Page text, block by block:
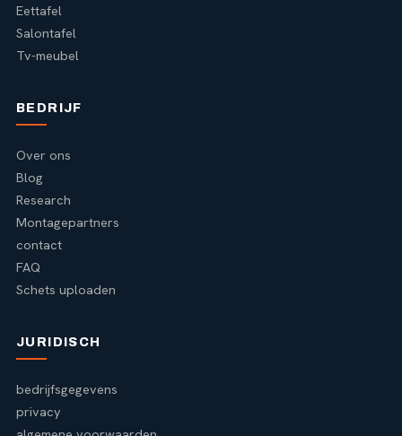
Eettafel
Salontafel
Tv-meubel
BEDRIJF
Over ons
Blog
Research
Montagepartners
contact
FAQ
Schets uploaden
JURIDISCH
bedrijfsgegevens
privacy